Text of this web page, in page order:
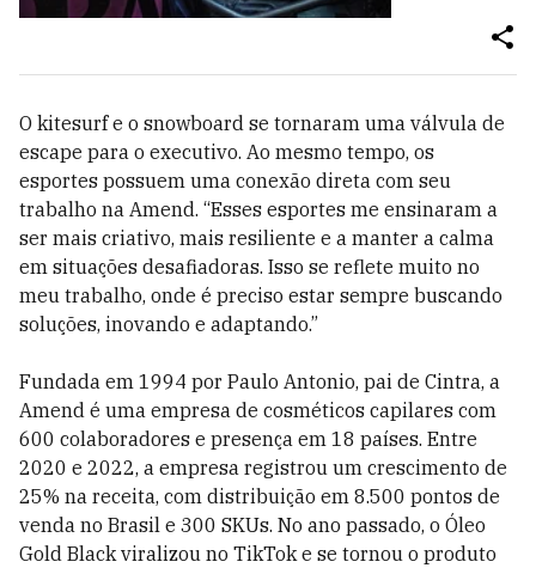
O kitesurf e o snowboard se tornaram uma válvula de
escape para o executivo. Ao mesmo tempo, os
esportes possuem uma conexão direta com seu
trabalho na Amend. “Esses esportes me ensinaram a
ser mais criativo, mais resiliente e a manter a calma
em situações desafiadoras. Isso se reflete muito no
meu trabalho, onde é preciso estar sempre buscando
soluções, inovando e adaptando.”
Fundada em 1994 por Paulo Antonio, pai de Cintra, a
Amend é uma empresa de cosméticos capilares com
600 colaboradores e presença em 18 países. Entre
2020 e 2022, a empresa registrou um crescimento de
25% na receita, com distribuição em 8.500 pontos de
venda no Brasil e 300 SKUs. No ano passado, o Óleo
Gold Black viralizou no TikTok e se tornou o produto